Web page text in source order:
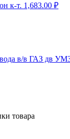
к-т. 1,683.00 ₽
в/в ГАЗ дв
товара